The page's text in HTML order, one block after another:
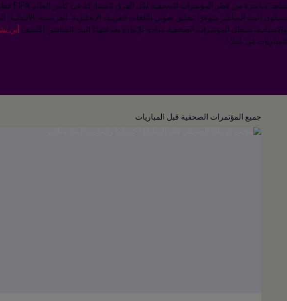
سيكون البث المباشر متوفرًا بتعليق صوتي باللغات العربية، الإنجليزية، الفرنسية، الألمانية،
والإسبانية. ستظل المؤتمرات الصحفية متاحة للإعادة بعد انتهاء البث المباشر. اكتشف أين
المباريات في بلدك.
جميع المؤتمرات الصحفية قبل المباريات